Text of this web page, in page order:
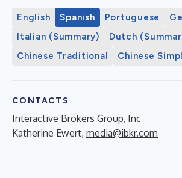
English Spanish Portuguese
Italian (Summary)
Dutch
Chinese Traditional
Chinese
CONTACTS
Interactive Brokers Group, Inc
Katherine Ewert, media@ibkr.com